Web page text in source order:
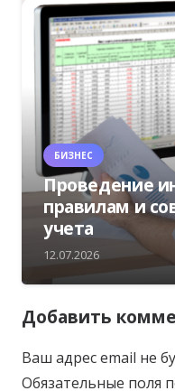
БИЗНЕС
Проведение
правилам и
учета
12.07.2026
Добавить
Ваш адрес email не
Обязательные поля